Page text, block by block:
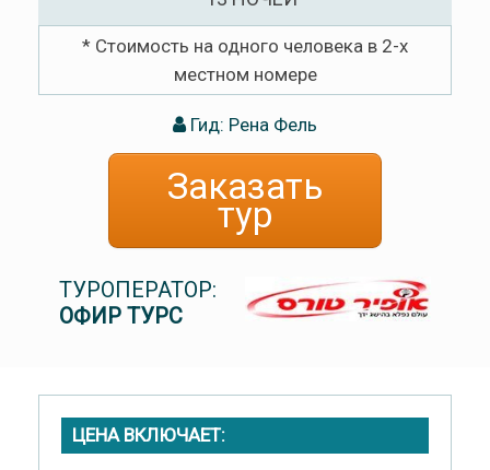
* Стоимость на одного человека в 2-х
местном номере
Гид: Рена Фель
Заказать
тур
ТУРОПЕРАТОР:
ОФИР ТУРС
ЦЕНА ВКЛЮЧАЕТ: